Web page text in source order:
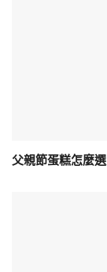
父親節蛋糕怎麼